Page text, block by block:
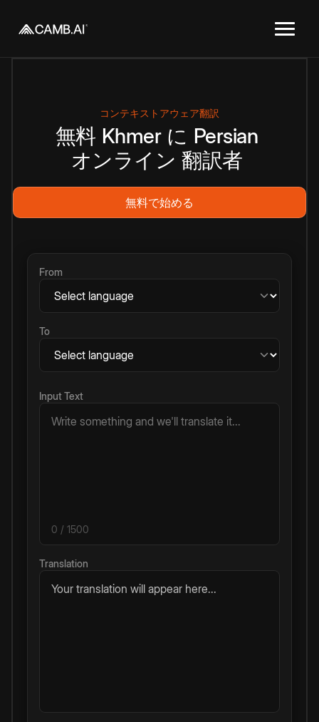
コンテキストアウェア翻訳
無料 Khmer に Persian
オンライン 翻訳者
無料で始める
From
To
Input Text
0 / 1500
Translation
Your translation will appear here...